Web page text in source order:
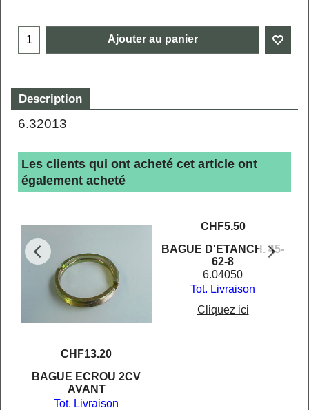
Ajouter au panier
Description
6.32013
Les clients qui ont acheté cet article ont
également acheté
CHF13.20
BAGUE ECROU 2CV
AVANT
Tot. Livraison
CHF5.50
BAGUE D'ETANCH. 45-
62-8
6.04050
Tot. Livraison
Cliquez ici